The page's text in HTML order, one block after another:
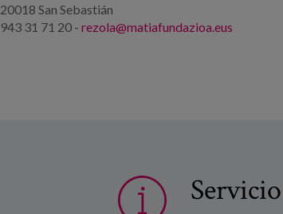
20018 San Sebastián
943 31 71 20 - rezola@matiafundazioa.eus